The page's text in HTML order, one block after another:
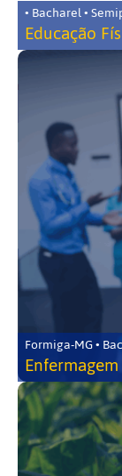
• Bacharel •
Educação
Formiga-MG •
Enfermagem